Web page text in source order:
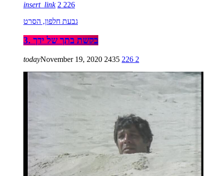
insert_link 2 226
גבעת חלפון, הסרט
3. בקשת בתך של ידך
todayNovember 19, 2020 2435 226 2